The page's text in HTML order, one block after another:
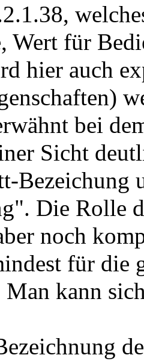
Wert für
hier auch
bei
Sicht
Bezeichung
Die Rolle
noch
für die
Man kann